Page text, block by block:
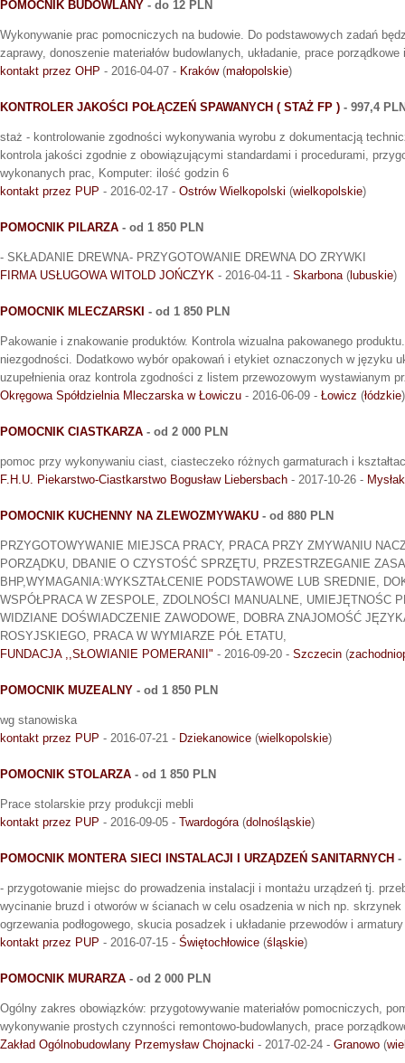
POMOCNIK BUDOWLANY - do 12 PLN
Wykonywanie prac pomocniczych na budowie. Do podstawowych zadań
zaprawy, donoszenie materiałów budowlanych, układanie, prace porządkowe
kontakt przez OHP - 2016-04-07 - Kraków(małopolskie)
KONTROLER JAKOŚCI POŁĄCZEŃ SPAWANYCH ( STAŻ FP ) - 997,4
staż - kontrolowanie zgodności wykonywania wyrobu z dokumentacją
kontrola jakości zgodnie z obowiązującymi standardami i procedurami,
wykonanych prac, Komputer: ilość godzin 6
kontakt przez PUP - 2016-02-17 - Ostrów Wielkopolski (wielkopolskie)
POMOCNIK PILARZA - od 1 850 PLN
- SKŁADANIE DREWNA- PRZYGOTOWANIE DREWNA DO ZRYWKI
FIRMA USŁUGOWA WITOLD JOŃCZYK - 2016-04-11 - Skarbona( lubuskie)
POMOCNIK MLECZARSKI - od 1 850 PLN
Pakowanie i znakowanie produktów. Kontrola wizualna pakowanego
niezgodności. Dodatkowo wybór opakowań i etykiet oznaczonych w języku
uzupełnienia oraz kontrola zgodności z listem przewozowym wystawianym
Okręgowa Spółdzielnia Mleczarska w Łowiczu - 2016-06-09 - Łowicz (łódzkie)
POMOCNIK CIASTKARZA - od 2 000 PLN
pomoc przy wykonywaniu ciast, ciasteczeko różnych garmaturach i
F.H.U. Piekarstwo-Ciastkarstwo Bogusław Liebersbach - 2017-10-26 -
POMOCNIK KUCHENNY NA ZLEWOZMYWAKU - od 880 PLN
PRZYGOTOWYWANIE MIEJSCA PRACY, PRACA PRZY ZMYWANIU
PORZĄDKU, DBANIE O CZYSTOŚĆ SPRZĘTU, PRZESTRZEGANIE
BHP,WYMAGANIA:WYKSZTAŁCENIE PODSTAWOWE LUB SREDNIE,
WSPÓŁPRACA W ZESPOLE, ZDOLNOŚCI MANUALNE, UMIEJĘTNOŚC
WIDZIANE DOŚWIADCZENIE ZAWODOWE, DOBRA ZNAJOMOŚĆ
ROSYJSKIEGO, PRACA W WYMIARZE PÓŁ ETATU,
FUNDACJA ,,SŁOWIANIE POMERANII" - 2016-09-20 - Szczecin (
POMOCNIK MUZEALNY - od 1 850 PLN
wg stanowiska
kontakt przez PUP - 2016-07-21 - Dziekanowice (wielkopolskie)
POMOCNIK STOLARZA - od 1 850 PLN
Prace stolarskie przy produkcji mebli
kontakt przez PUP - 2016-09-05 - Twardogóra(dolnośląskie)
POMOCNIK MONTERA SIECI INSTALACJI I URZĄDZEŃ SANITARNYCH -
- przygotowanie miejsc do prowadzenia instalacji i montażu urządzeń tj.
wycinanie bruzd i otworów w ścianach w celu osadzenia w nich np.
ogrzewania podłogowego, skucia posadzek i układanie przewodów i
kontakt przez PUP - 2016-07-15 - Świętochłowice (śląskie)
POMOCNIK MURARZA - od 2 000 PLN
Ogólny zakres obowiązków: przygotowywanie materiałów pomocniczych,
wykonywanie prostych czynności remontowo-budowlanych, prace
Zakład Ogólnobudowlany Przemysław Chojnacki - 2017-02-24 - Granowo (